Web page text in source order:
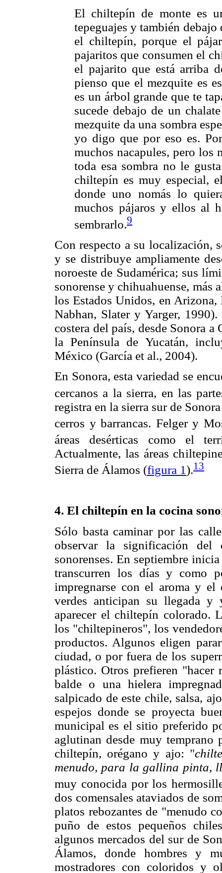
El chiltepín de monte es
tepeguajes y también debajo
el chiltepín, porque el
pajaritos que consumen el
el pajarito que está arriba
pienso que el mezquite es
es un árbol grande que te
sucede debajo de un
mezquite da una sombra
yo digo que por eso es.
muchos nacapules, pero los
toda esa sombra no le
chiltepín es muy especial,
donde uno nomás lo
muchos pájaros y ellos al
sembrarlo.9
Con respecto a su localización,
y se distribuye ampliamente
noroeste de Sudamérica; sus
sonorense y chihuahuense,
los Estados Unidos, en
Nabhan, Slater y Yarger,
costera del país, desde Sonora
la Península de Yucatán,
México (García et al., 2004).
En Sonora, esta variedad se
cercanos a la sierra, en las
registra en la sierra sur de
cerros y barrancas. Felger y
áreas desérticas como el
Actualmente, las áreas
Sierra de Álamos (figura 1).13
4. El chiltepín en la cocina
Sólo basta caminar por las
observar la significación
sonorenses. En septiembre
transcurren los días y como
impregnarse con el aroma y
verdes anticipan su llegada y
aparecer el chiltepín colorado.
los "chiltepineros", los
productos. Algunos eligen
ciudad, o por fuera de los
plástico. Otros prefieren
balde o una hielera
salpicado de este chile, salsa,
espejos donde se proyecta
municipal es el sitio preferido
aglutinan desde muy temprano
chiltepín, orégano y ajo: "
menudo, para la gallina pinta,
muy conocida por los
dos comensales ataviados de
platos rebozantes de "menudo
puño de estos pequeños
algunos mercados del sur de
Álamos, donde hombres y
mostradores con coloridos y